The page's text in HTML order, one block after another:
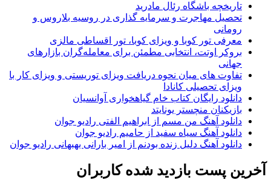
تاریخچه باشگاه رئال مادرید
تحصیل مهاجرت و سرمایه گذاری در روسیه بلاروس و
رومانی
معرفی تور کوبا و ویزای کوبا، تور اقساطی مالزی
بروکر اوتت، انتخابی مطمئن برای معامله‌گران بازارهای
جهانی
تفاوت های میان نحوه دریافت ویزای توریستی و ویزای کار با
ویزای تحصیلی کانادا
دانلود رایگان کتاب خام گیاهخواری آوانسیان
بازیکنان منچستر یونایتد
دانلود آهنگ من مسم از ابراهیم الفتی رادیو جوان
دانلود آهنگ سیاه سفید از حامیم رادیو جوان
دانلود آهنگ دلیل زنده بودنم از امیر بارانی بهبهانی رادیو جوان
آخرین پست بازدید شده کاربران